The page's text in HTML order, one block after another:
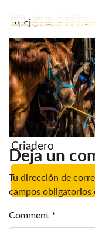
Inicio
Noticias.
Caballos en
Servicios
Criadero
Main
Deja un
Tu dirección de
campos obligatorios
Comment *